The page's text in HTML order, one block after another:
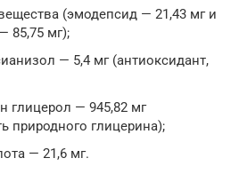
(эмодепсид — 21,43 мг и
85,75 мг);
— 5,4 мг (антиоксидант,
глицерол — 945,82 мг
природного глицерина);
— 21,6 мг.